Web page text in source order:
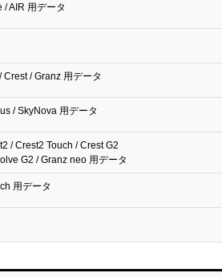
AIR 用データ
/ Granz 用データ
/ SkyNova 用データ
/ Crest2 Touch / Crest G2
G2 / Granz neo 用データ
用データ